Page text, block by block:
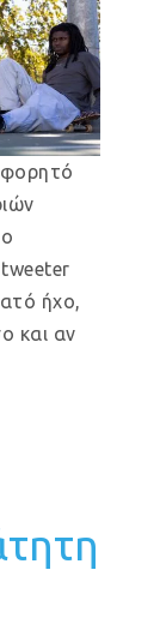
ήχο,
και αν